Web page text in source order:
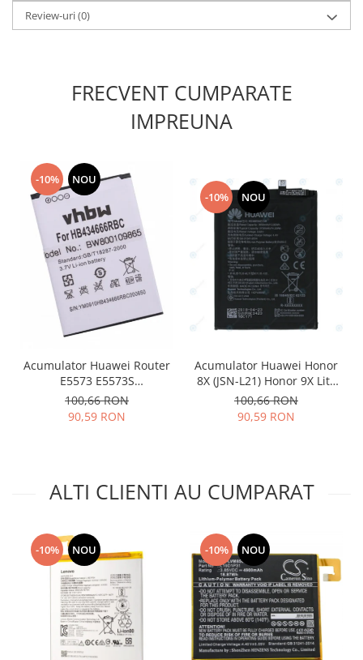
Allview
Touchscreen
Acer
ALCATEL
Allview
Blackberry
E-BODA
LG
Touchscreen Huawei
Touchscreen Samsung
UTOK
Vodafone
Review-uri(0)
FRECVENT CUMPARATE
IMPREUNA
-10% NOU
Acumulator Huawei Router
E5573 E5573S
HB434666RBC 1100mAh
100,66 RON
90,59 RON
-10% NOU
Acumulator Huawei Honor
8X (JSN-L21) Honor 9X Lite
(STK-LX1) HB386590ECW
3750mAh 24022735
100,66 RON
90,59 RON
ALTI CLIENTI AU CUMPARAT
-10% NOU -10% NOU